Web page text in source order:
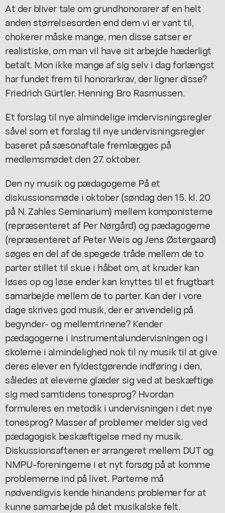
At der bliver tale om grundhonorarer af en helt
anden størrelsesorden end dem vi er vant til,
chokerer måske mange, men disse satser er
realistiske, om man vil have sit arbejde hæderligt
betalt. Mon ikke mange af sig selv i dag forlængst
har fundet frem til honorarkrav, der ligner disse?
Friedrich Gürtler. Henning Bro Rasmussen.
Et forslag til nye almindelige imdervisningsregler
såvel som et forslag til nye undervisningsregler
baseret på sæsonaftale fremlægges på
medlemsmødet den 27. oktober.
Den ny musik og pædagogerne På et
diskussionsmøde i oktober (søndag den 15. kl. 20
på N. Zahles Seminarium) mellem komponisterne
(repræsenteret af Per Nørgård) og pædagogerne
(repræsenteret af Peter Weis og Jens Østergaard)
søges en del af de spegede tråde mellem de to
parter stillet til skue i håbet om, at knuder kan
løses op og løse ender kan knyttes til et frugtbart
samarbejde mellem de to parter. Kan der i vore
dage skrives god musik, der er anvendelig på
begynder- og mellemtrinene? Kender
pædagogerne i instrumentalundervisningen og i
skolerne i almindelighed nok til ny musik til at give
deres elever en fyldestgørende indføring i den,
således at eleverne glæder sig ved at beskæftige
sig med samtidens tonesprog? Hvordan
formuleres en metodik i undervisningen i det nye
tonesprog? Masser af problemer melder sig ved
pædagogisk beskæftigelse med ny musik.
Diskussionsaftenen er arrangeret mellem DUT og
NMPU-foreningerne i et nyt forsøg på at komme
problemerne ind på livet. Parterne må
nødvendigvis kende hinandens problemer for at
kunne samarbejde på det musikalske felt.